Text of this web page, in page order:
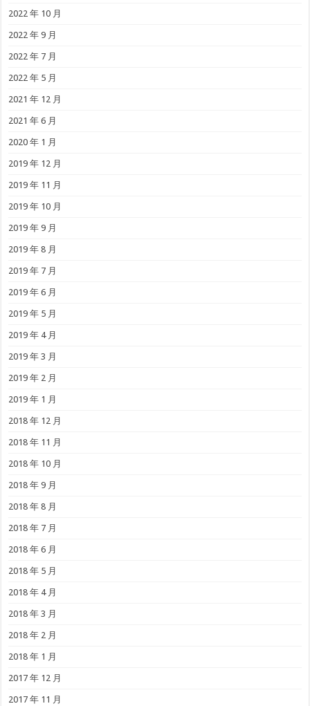
2022 年 10 月
2022 年 9 月
2022 年 7 月
2022 年 5 月
2021 年 12 月
2021 年 6 月
2020 年 1 月
2019 年 12 月
2019 年 11 月
2019 年 10 月
2019 年 9 月
2019 年 8 月
2019 年 7 月
2019 年 6 月
2019 年 5 月
2019 年 4 月
2019 年 3 月
2019 年 2 月
2019 年 1 月
2018 年 12 月
2018 年 11 月
2018 年 10 月
2018 年 9 月
2018 年 8 月
2018 年 7 月
2018 年 6 月
2018 年 5 月
2018 年 4 月
2018 年 3 月
2018 年 2 月
2018 年 1 月
2017 年 12 月
2017 年 11 月